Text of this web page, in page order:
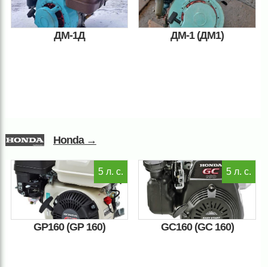
ДМ-1Д ДМ-1 (ДМ1)
Honda →
5 л. с.
GP160 (GP 160)
5 л. с.
GC160 (GC 160)